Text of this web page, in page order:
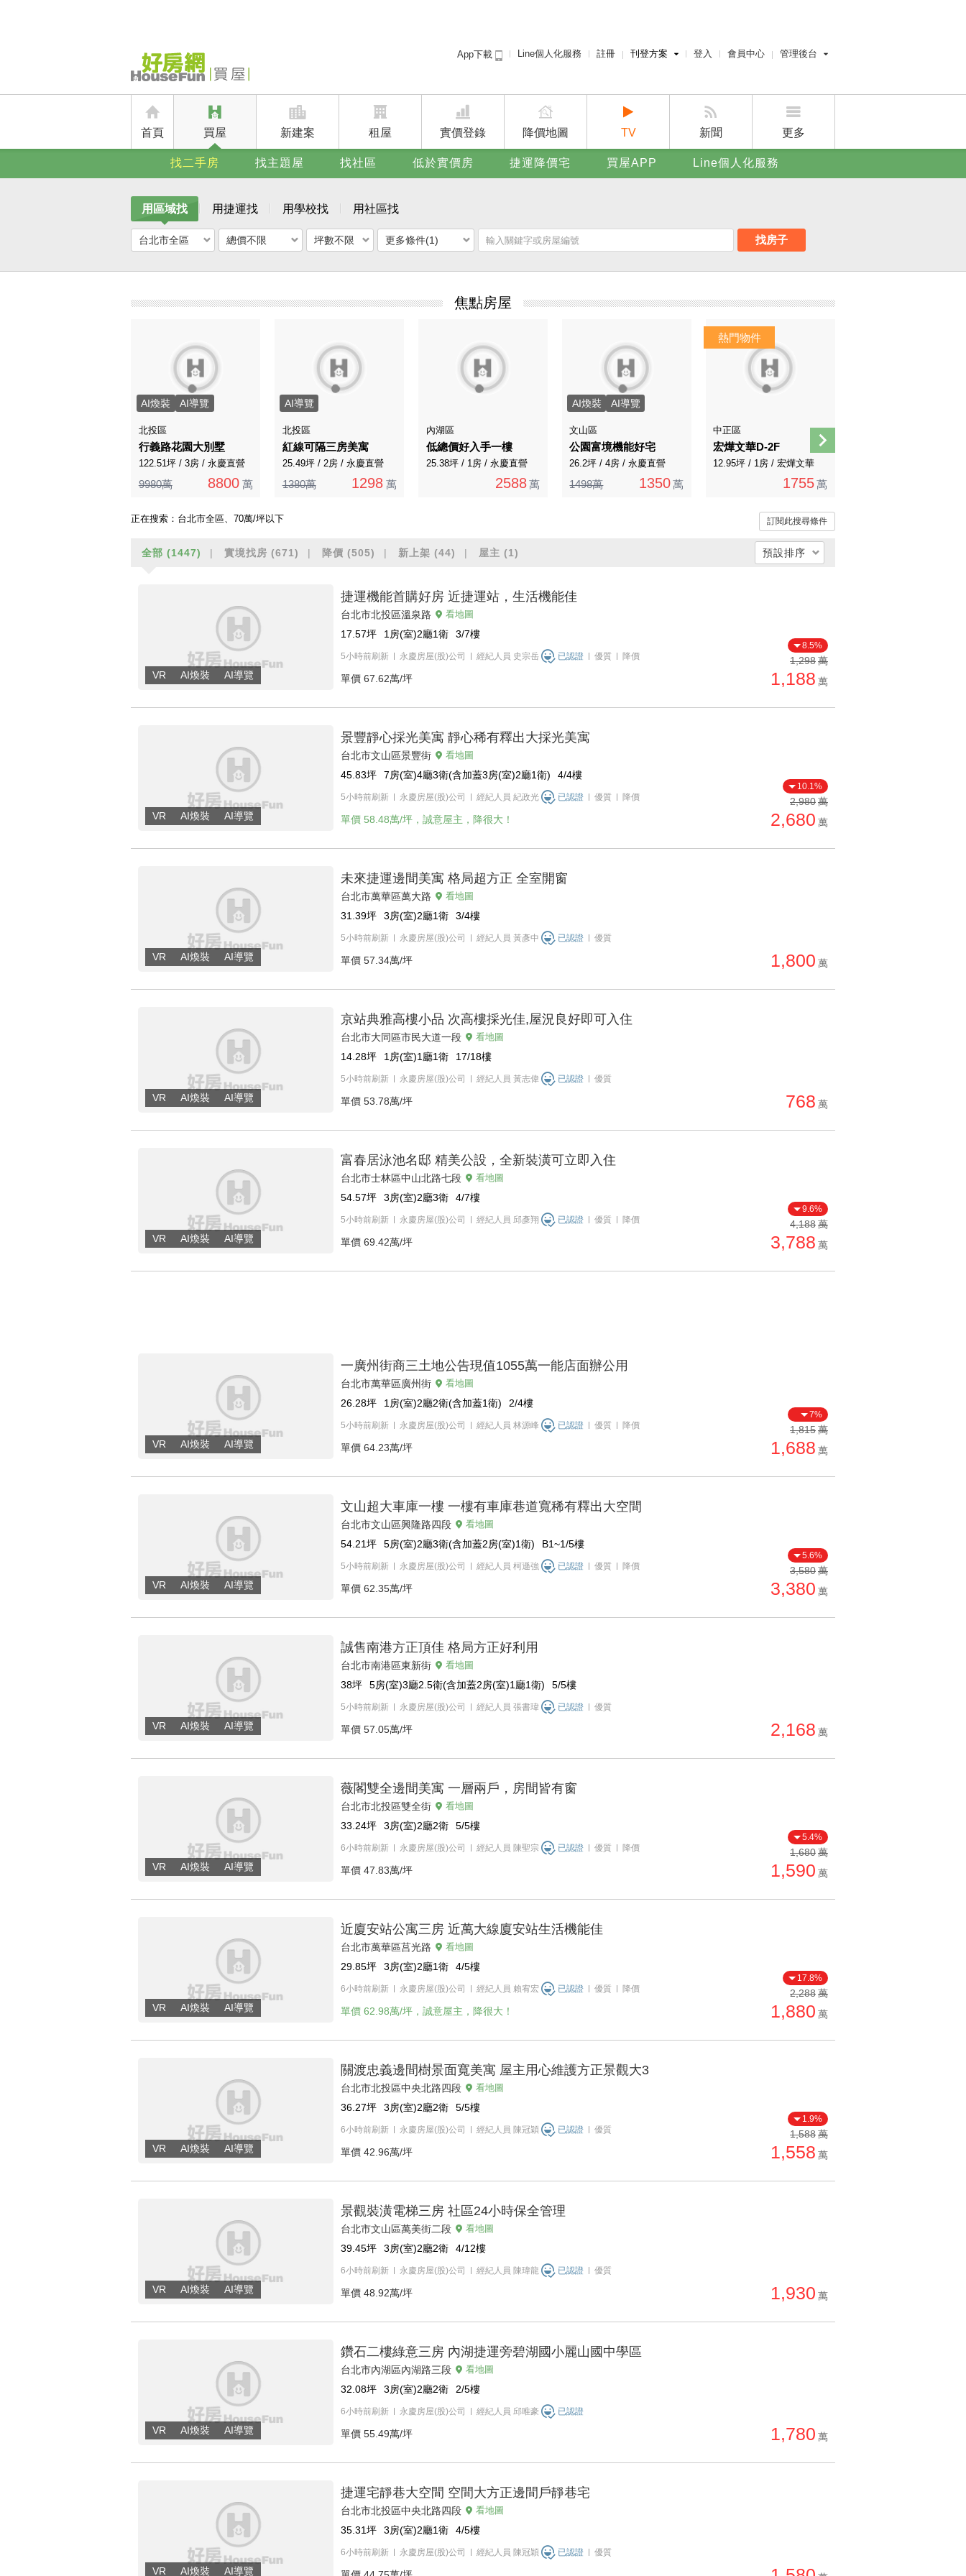
App下載 Line個人化服務 註冊 刊登方案
賣屋刊登
廣告刊登
登入 會員中心 管理後台
屋主管理後台
首頁 買屋 新建案 租屋 實價登錄 降價地圖 TV 新聞 更多
賣屋刊登
找二手房 找主題屋 找社區 低於實價房 捷運降價宅 買屋APP Line個人化服務
用區域找 用捷運找 用學校找 用社區找
台北市全區 總價不限 坪數不限 更多條件(1) 找房子
焦點房屋
AI煥裝 AI導覽
北投區
行義路花園大別墅
122.51坪 / 3房 / 永慶直營
9980萬 8800 萬
AI導覽
北投區
紅線可隔三房美寓
25.49坪 / 2房 / 永慶直營
1380萬 1298 萬
內湖區
低總價好入手一樓
25.38坪 / 1房 / 永慶直營
2588 萬
AI煥裝 AI導覽
文山區
公園富境機能好宅
26.2坪 / 4房 / 永慶直營
1498萬 1350 萬
中正區
宏燁文華D-2F
12.95坪 / 1房 / 宏燁文華
1755 萬
正在搜索： 台北市全區、70萬/坪以下 訂閱此搜尋條件
全部 (1447) 實境找房 (671) 降價 (505) 新上架 (44) 屋主 (1) 預設排序
單價高 → 低
降價幅度高 → 低
刷新時間舊 → 新
月熱門度高 → 低
捷運機能首購好房 近捷運站，生活機能佳
台北市北投區溫泉路 看地圖
17.57坪 1房(室)2廳1衛 3/7樓
5小時前刷新 永慶房屋(股)公司 經紀人員 史宗岳 已認證 優質 降價
單價 67.62萬/坪
8.5%
1,298萬
1,188 萬
景豐靜心採光美寓 靜心稀有釋出大採光美寓
台北市文山區景豐街 看地圖
45.83坪 7房(室)4廳3衛(含加蓋3房(室)2廳1衛) 4/4樓
5小時前刷新 永慶房屋(股)公司 經紀人員 紀政光 已認證 優質 降價
單價 58.48萬/坪，誠意屋主，降很大！
10.1%
2,980萬
2,680 萬
未來捷運邊間美寓 格局超方正 全室開窗
台北市萬華區萬大路 看地圖
31.39坪 3房(室)2廳1衛 3/4樓
5小時前刷新 永慶房屋(股)公司 經紀人員 黃彥中 已認證 優質
單價 57.34萬/坪 1,800 萬
京站典雅高樓小品 次高樓採光佳,屋況良好即可入住
台北市大同區市民大道一段 看地圖
14.28坪 1房(室)1廳1衛 17/18樓
5小時前刷新 永慶房屋(股)公司 經紀人員 黃志偉 已認證 優質
單價 53.78萬/坪 768 萬
富春居泳池名邸 精美公設，全新裝潢可立即入住
台北市士林區中山北路七段 看地圖
54.57坪 3房(室)2廳3衛 4/7樓
5小時前刷新 永慶房屋(股)公司 經紀人員 邱彥翔 已認證 優質 降價
單價 69.42萬/坪
9.6%
4,188萬
3,788 萬
一廣州街商三土地公告現值1055萬一能店面辦公用
台北市萬華區廣州街 看地圖
26.28坪 1房(室)2廳2衛(含加蓋1衛) 2/4樓
5小時前刷新 永慶房屋(股)公司 經紀人員 林源峰 已認證 優質 降價
單價 64.23萬/坪
7%
1,815萬
1,688 萬
文山超大車庫一樓 一樓有車庫巷道寬稀有釋出大空間
台北市文山區興隆路四段 看地圖
54.21坪 5房(室)2廳3衛(含加蓋2房(室)1衛) B1~1/5樓
5小時前刷新 永慶房屋(股)公司 經紀人員 柯遜強 已認證 優質 降價
單價 62.35萬/坪
5.6%
3,580萬
3,380 萬
誠售南港方正頂佳 格局方正好利用
台北市南港區東新街 看地圖
38坪 5房(室)3廳2.5衛(含加蓋2房(室)1廳1衛) 5/5樓
5小時前刷新 永慶房屋(股)公司 經紀人員 張書瑋 已認證 優質
單價 57.05萬/坪 2,168 萬
薇閣雙全邊間美寓 一層兩戶，房間皆有窗
台北市北投區雙全街 看地圖
33.24坪 3房(室)2廳2衛 5/5樓
6小時前刷新 永慶房屋(股)公司 經紀人員 陳聖宗 已認證 優質 降價
單價 47.83萬/坪
5.4%
1,680萬
1,590 萬
近廈安站公寓三房 近萬大線廈安站生活機能佳
台北市萬華區莒光路 看地圖
29.85坪 3房(室)2廳1衛 4/5樓
6小時前刷新 永慶房屋(股)公司 經紀人員 賴宥宏 已認證 優質 降價
單價 62.98萬/坪，誠意屋主，降很大！
17.8%
2,288萬
1,880 萬
關渡忠義邊間樹景面寬美寓 屋主用心維護方正景觀大3
台北市北投區中央北路四段 看地圖
36.27坪 3房(室)2廳2衛 5/5樓
6小時前刷新 永慶房屋(股)公司 經紀人員 陳冠穎 已認證 優質
單價 42.96萬/坪
1.9%
1,588萬
1,558 萬
景觀裝潢電梯三房 社區24小時保全管理
台北市文山區萬美街二段 看地圖
39.45坪 3房(室)2廳2衛 4/12樓
6小時前刷新 永慶房屋(股)公司 經紀人員 陳瑋龍 已認證 優質
單價 48.92萬/坪 1,930 萬
鑽石二樓綠意三房 內湖捷運旁碧湖國小麗山國中學區
台北市內湖區內湖路三段 看地圖
32.08坪 3房(室)2廳2衛 2/5樓
6小時前刷新 永慶房屋(股)公司 經紀人員 邱唯豪 已認證
單價 55.49萬/坪 1,780 萬
捷運宅靜巷大空間 空間大方正邊間戶靜巷宅
台北市北投區中央北路四段 看地圖
35.31坪 3房(室)2廳1衛 4/5樓
6小時前刷新 永慶房屋(股)公司 經紀人員 陳冠穎 已認證 優質